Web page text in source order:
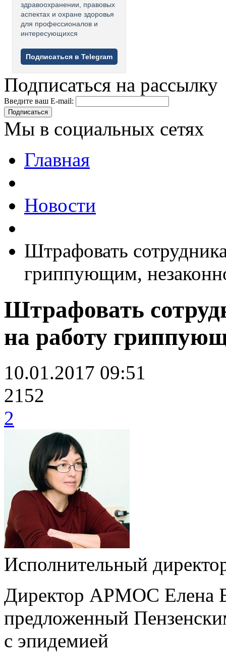
здравоохранении, правовых
аспектах и охране здоровья
для профессионалов и
интересующихся
Подписаться в Telegram
Подписаться на рассылку
Введите ваш E-mail:
Подписаться
Мы в социальных сетях
Главная
Новости
Штрафовать
гриппующим,
Штрафовать
на работу
10.01.2017 09:51
2152
2
Исполнительный
Директор АРМОС Елена
предложенный
с эпидемией